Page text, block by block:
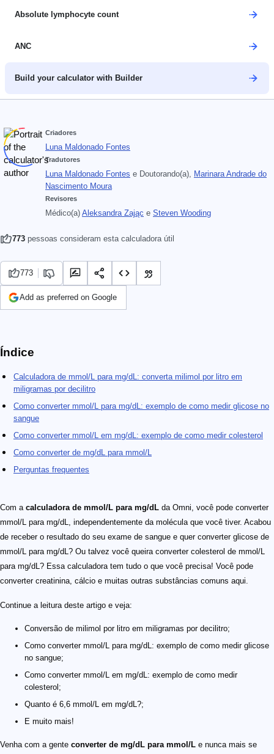
Absolute lymphocyte count
ANC
Build your calculator with Builder
Criadores
Luna Maldonado Fontes
Tradutores
Luna Maldonado Fontes e Doutorando(a), Marinara Andrade do
Nascimento Moura
Revisores
Médico(a) Aleksandra Zając e Steven Wooding
773 pessoas consideram esta calculadora útil
773
Add as preferred on Google
Índice
Calculadora de mmol/L para mg/dL: converta milimol por litro em
miligramas por decilitro
Como converter mmol/L para mg/dL: exemplo de como medir glicose no
sangue
Como converter mmol/L em mg/dL: exemplo de como medir colesterol
Como converter de mg/dL para mmol/L
Perguntas frequentes
Com a calculadora de mmol/L para mg/dL da Omni, você pode converter
mmol/L para mg/dL, independentemente da molécula que você tiver. Acabou
de receber o resultado do seu exame de sangue e quer converter glicose de
mmol/L para mg/dL? Ou talvez você queira converter colesterol de mmol/L
para mg/dL? Essa calculadora tem tudo o que você precisa! Você pode
converter creatinina, cálcio e muitas outras substâncias comuns aqui.
Continue a leitura deste artigo e veja:
Conversão de milimol por litro em miligramas por decilitro;
Como converter mmol/L para mg/dL: exemplo de como medir glicose
no sangue;
Como converter mmol/L em mg/dL: exemplo de como medir
colesterol;
Quanto é 6,6 mmol/L em mg/dL?;
E muito mais!
Venha com a gente converter de mg/dL para mmol/L e nunca mais se